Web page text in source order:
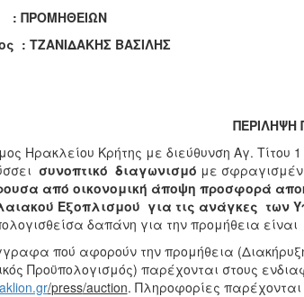
ΠΡΟΜΗΘΕΙΩΝ
: ΤΖΑΝΙΔΑΚΗΣ ΒΑΣΙΛΗΣ
ΠΕΡΙΛΗΨΗ
Ηρακλείου Κρήτης με διεύθυνση Αγ. Τίτου
συνοπτικό διαγωνισμό με
από οικονομική άποψη προσφορά
Εξοπλισμού για τις ανάγκες των
δαπάνη για την προμήθεια είναι
πού αφορούν την προμήθεια
Προϋπολογισμός) παρέχονται στους
/press/auction. Πληροφορίες